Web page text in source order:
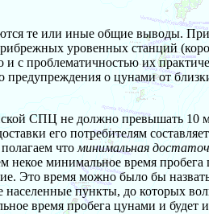
те или иные общие выводы.
уровенных станций
с проблематичностью их
о цунами от
СПЦ не должно превышать 10
его потребителям
чтоминимальная
некое минимальное время
Это время можно было бы
населенные пункты, до которых
время пробега цунами и будет